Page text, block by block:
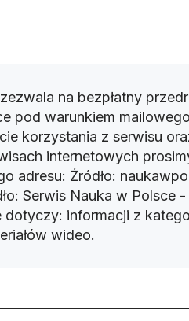
na bezpłatny
pod warunkiem
korzystania z serwisu
internetowych
adresu: Źródło:
Serwis Nauka w Polsce
dotyczy: informacji z
wideo.